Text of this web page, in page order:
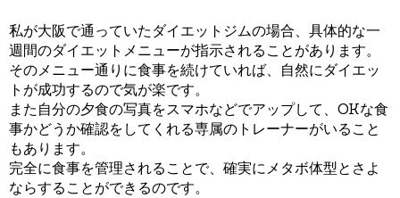
私が大阪で通っていたダイエットジムの場合、具体的な一
週間のダイエットメニューが指示されることがあります。
そのメニュー通りに食事を続けていれば、自然にダイエッ
トが成功するので気が楽です。
また自分の夕食の写真をスマホなどでアップして、OKな食
事かどうか確認をしてくれる専属のトレーナーがいること
もあります。
完全に食事を管理されることで、確実にメタボ体型とさよ
ならすることができるのです。